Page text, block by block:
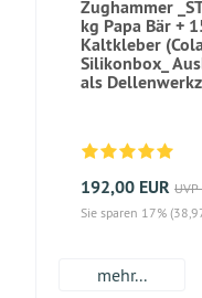
Zughammer
kg Papa Bär +
Kaltkleber
Silikonbox_
als
192,00 EUR
Sie sparen 17%
mehr...